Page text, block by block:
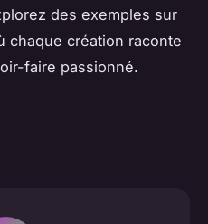
des exemples sur
chaque création raconte
faire passionné.